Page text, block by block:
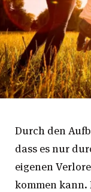
Durch den
dass es nur
eigenen
kommen kann.